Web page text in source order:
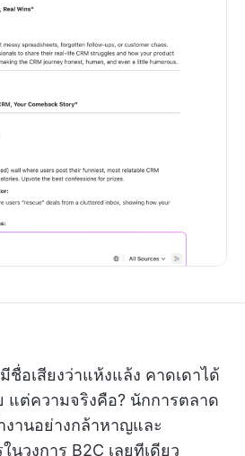
ชื่อเสียงว่าแห้งแล้ง คาดเดาได้
แต่ความจริงคือ? นักการตลาด
านอย่างกล้าหาญและ
นวงการ B2C เลยทีเดียว